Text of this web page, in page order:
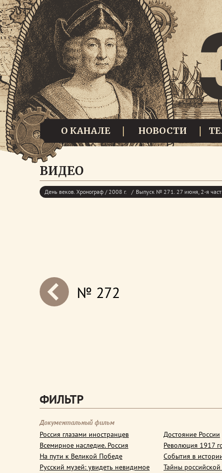
О КАНАЛЕ НОВОСТИ
ВИДЕО
День веков. Хронограф / 2008 г. Выпуск № 271. 27 июня, 2-я
next№ 272
ФИЛЬТР
Документальный фильм
Россия глазами иностранцев
Всемирное наследие. Россия
На пути к Великой Победе
Русский музей: увидеть невидимое
Достояние России
Революция 1917
События в
Тайны